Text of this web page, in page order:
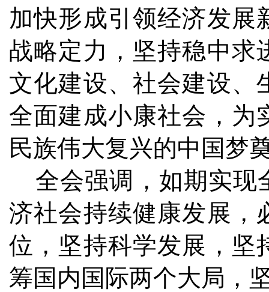
加快形成引领经济发展
战略定力，坚持稳中求
文化建设、社会建设、
全面建成小康社会，为
民族伟大复兴的中国梦
全会强调，如期实现
济社会持续健康发展，
位，坚持科学发展，坚
筹国内国际两个大局，